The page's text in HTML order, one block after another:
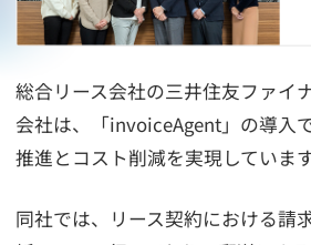
総合リース会社の三井住友ファイ
会社は、「invoiceAgent」の導入
推進とコスト削減を実現しています
同社では、リース契約における請